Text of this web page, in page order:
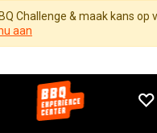
Challenge & maak kans op
aan